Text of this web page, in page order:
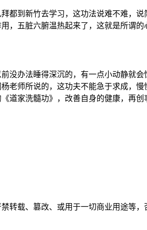
都到新竹去学习，这功法说难不难，
，五脏六腑温热起来了，这就是所谓
没办法睡得深沉的，有一点小动静就
老师所说的，这功夫不能急于求成，
道家洗髓功》，改善自身的健康，再创
转载、篡改、或用于一切商业用途等，